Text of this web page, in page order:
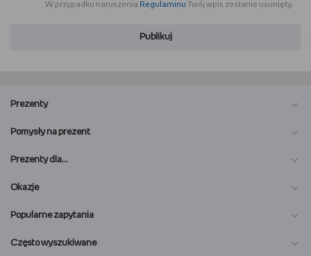
W przypadku naruszenia Regulaminu Twój wpis zostanie usunięty.
Publikuj
Prezenty
Pomysły na prezent
Prezenty dla…
Okazje
Popularne zapytania
Często wyszukiwane